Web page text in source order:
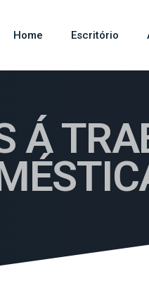
Home Escritório
Á